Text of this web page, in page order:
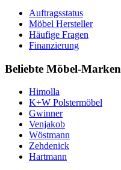
Auftragsstatus
Möbel Hersteller
Häufige Fragen
Finanzierung
Beliebte Möbel-Marken
Himolla
K+W Polstermöbel
Gwinner
Venjakob
Wöstmann
Zehdenick
Hartmann